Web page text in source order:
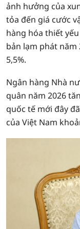
ảnh hưởng của
tỏa đến giá cước
hàng hóa thiết
bản lạm phát năm
5,5%.
Ngân hàng Nhà
quân năm 2026
quốc tế mới đây
của Việt Nam